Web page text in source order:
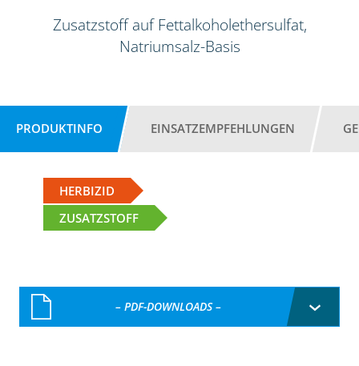
Zusatzstoff auf Fettalkoholethersulfat,
Natriumsalz-Basis
PRODUKTINFO EINSATZEMPFEHLUNGEN
HERBIZID
ZUSATZSTOFF
– PDF-DOWNLOADS –